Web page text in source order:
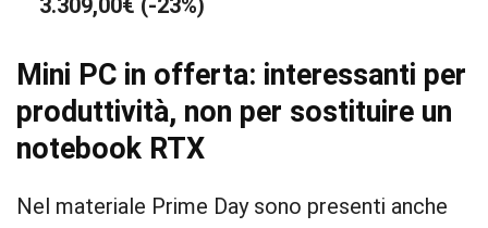
3.309,00€ (-23%)
Mini PC in offerta: interessanti per
produttività, non per sostituire un
notebook RTX
Nel materiale Prime Day sono presenti anche